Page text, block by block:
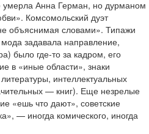
умерла Анна Герман, но дурманом
Комсомольский дуэт
объяснимая словами». Типажи
задавала направление,
было где-то за кадром, его
в «иные области», знаки
интеллектуальных
— книг). Еще незрелые
«ешь что дают», советские
— иногда комического, иногда